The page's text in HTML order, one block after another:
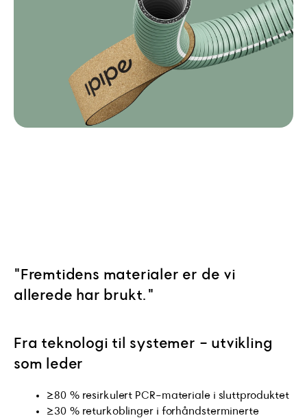
"Fremtidens materialer er de vi
allerede har brukt."
Fra teknologi til systemer - utvikling
som leder
≥80 % resirkulert PCR-materiale i sluttproduktet
≥30 % returkoblinger i forhåndsterminerte